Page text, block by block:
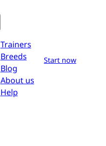
Trainers
Breeds
Blog
About us
Help
Start now